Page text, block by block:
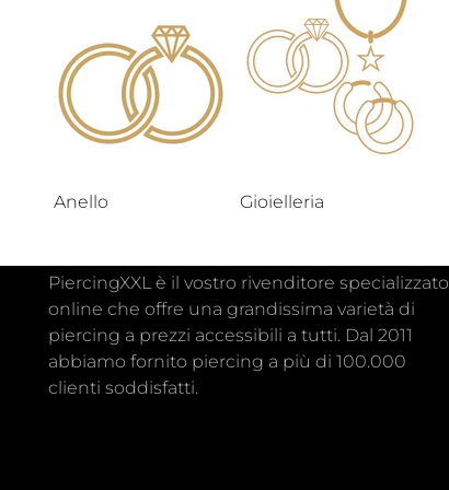
Anello Gioielleria
PiercingXXL è il vostro rivenditore specializzato
online che offre una grandissima varietà di
piercing a prezzi accessibili a tutti. Dal 2011
abbiamo fornito piercing a più di 100.000
clienti soddisfatti.